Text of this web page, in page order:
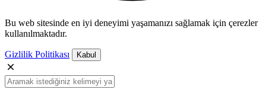
Bu web sitesinde en iyi deneyimi yaşamanızı sağlamak için çerezler
kullanılmaktadır.
Gizlilik Politikası Kabul